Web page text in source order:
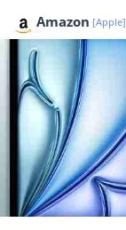
Amazon [Apple]